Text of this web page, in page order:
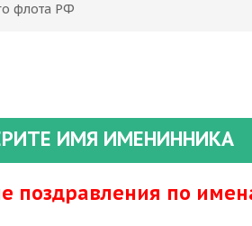
флота РФ
ИМЯ ИМЕНИННИКА
поздравления по